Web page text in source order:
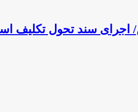
سند تحول تکلیف